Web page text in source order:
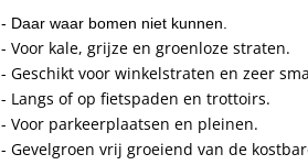
- Daar waar bomen niet kunnen.
- Voor kale, grijze en groenloze straten.
- Geschikt voor winkelstraten en zeer
- Langs of op fietspaden en trottoirs.
- Voor parkeerplaatsen en pleinen.
- Gevelgroen vrij groeiend van de